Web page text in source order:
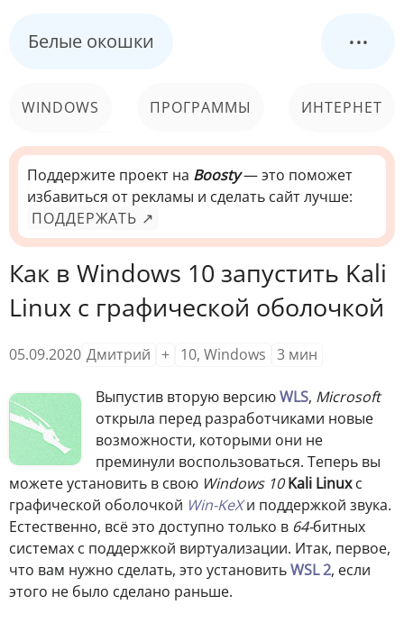
Белые окошки ...
WINDOWS ПРОГРАММЫ ИНТЕРНЕТ
КОМПЬЮТЕР
СИСТЕМА
Поддержите проект на Boosty— это поможет
избавиться от рекламы и сделать сайт лучше:
ПОДДЕРЖАТЬ ↗
Как в Windows 10 запустить Kali
Linux с графической оболочкой
05.09.2020 Дмитрий + 10, Windows 3 мин
Выпустив вторую версиюWLS, Microsoft
открыла перед разработчиками новые
возможности, которыми они не
преминули воспользоваться. Теперь вы
можете установить в свою Windows 10 Kali Linuxс
графической оболочкой Win-KeXи поддержкой звука.
Естественно, всё это доступно только в 64-битных
системах с поддержкой виртуализации. Итак, первое,
что вам нужно сделать, это установитьWSL 2, если
этого не было сделано раньше.